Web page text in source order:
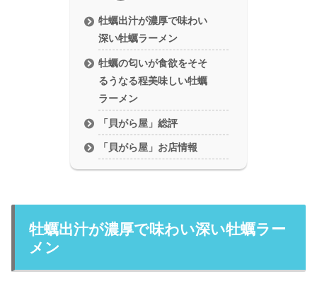
牡蠣出汁が濃厚で味わい
深い牡蠣ラーメン
牡蠣の匂いが食欲をそそ
るうなる程美味しい牡蠣
ラーメン
「貝がら屋」総評
「貝がら屋」お店情報
牡蠣出汁が濃厚で味わい深い牡蠣ラー
メン